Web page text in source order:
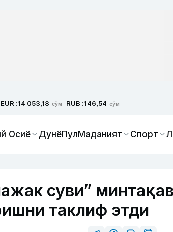
EUR :14 053,18 сўм RUB :146,54 сўм
Осиё ДунёПулМаданият Спорт
суви”
таклиф этди